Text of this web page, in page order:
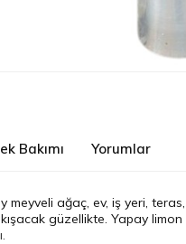
Bakımı Yorumlar
ağaç, ev, iş yeri,
güzellikte. Yapay